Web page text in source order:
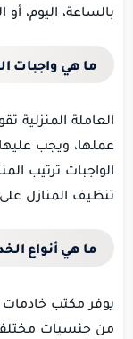
بالساعة، اليوم،
ما هي واجبات
العاملة المنزلية
عملها، ويجب
الواجبات ترتيب
تنظيف المنازل على
ما هي أنواع
يوفر مكتب
من جنسيات